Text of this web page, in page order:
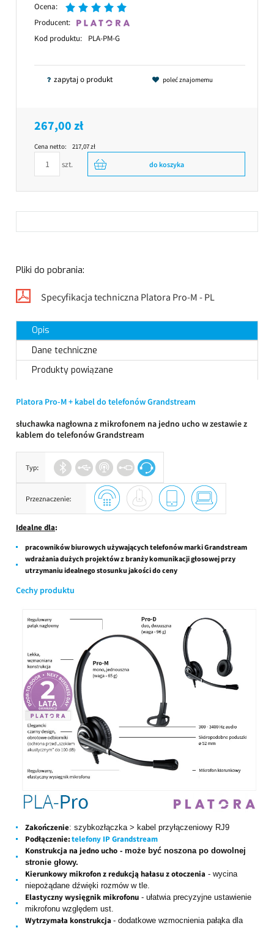
Ocena:
Producent:
Kod produktu:
PLA-PM-G
zapytaj o produkt poleć znajomemu
267,00 zł
Cena netto: 217,07 zł
szt. do koszyka
Pliki do pobrania:
Specyfikacja techniczna Platora Pro-M - PL
Opis
Dane techniczne
Produkty powiązane
Platora Pro-M + kabel do telefonów Grandstream
słuchawka nagłowna z mikrofonem na jedno ucho w zestawie z
kablem do telefonów Grandstream
Idealne dla:
pracowników biurowych używających telefonów marki Grandstream
wdrażania dużych projektów z branży komunikacji głosowej przy
utrzymaniu idealnego stosunku jakości do ceny
Cechy produktu
Zakończenie: szybkozłączka > kabel przyłączeniowy RJ9
Podłączenie:telefony IP Grandstream
Konstrukcja na jedno ucho - może być noszona po dowolnej
stronie głowy.
Kierunkowy mikrofon z redukcją hałasu z otoczenia - wycina
niepożądane dźwięki rozmów w tle.
Elastyczny wysięgnik mikrofonu - ułatwia precyzyjne ustawienie
mikrofonu względem ust.
Wytrzymała konstrukcja - dodatkowe wzmocnienia pałąka dla